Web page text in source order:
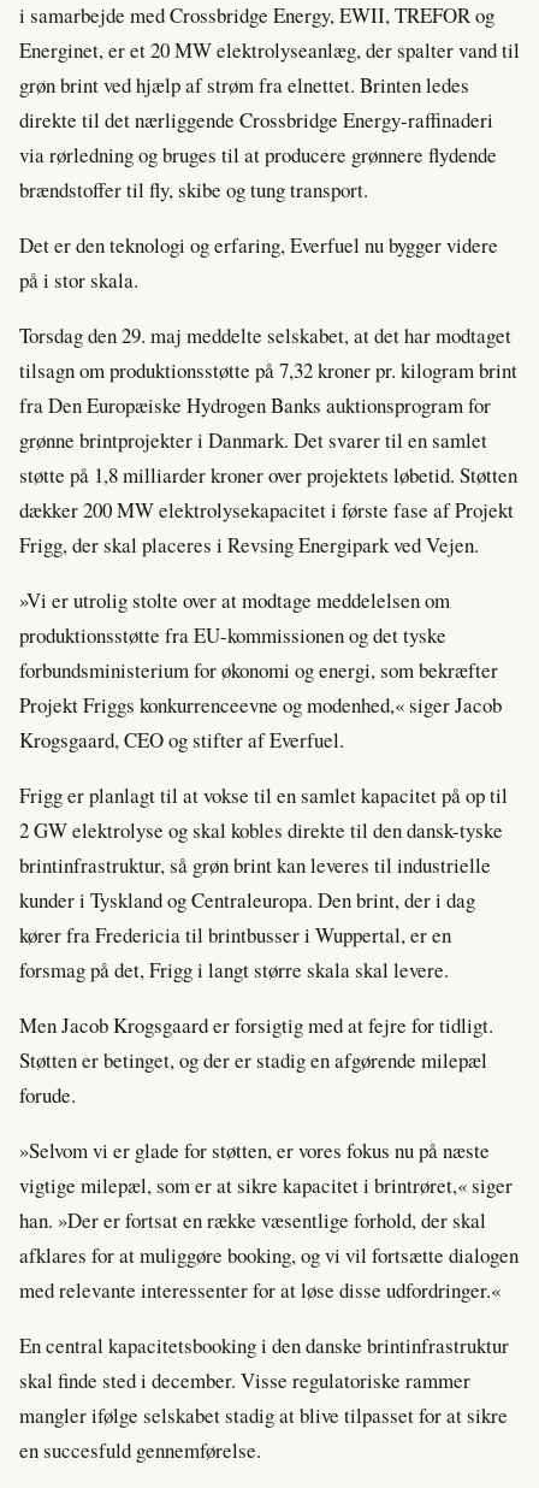
i samarbejde med Crossbridge Energy, EWII, TREFOR og
Energinet, er et 20 MW elektrolyseanlæg, der spalter vand til
grøn brint ved hjælp af strøm fra elnettet. Brinten ledes
direkte til det nærliggende Crossbridge Energy-raffinaderi
via rørledning og bruges til at producere grønnere flydende
brændstoffer til fly, skibe og tung transport.
Det er den teknologi og erfaring, Everfuel nu bygger videre
på i stor skala.
Torsdag den 29. maj meddelte selskabet, at det har modtaget
tilsagn om produktionsstøtte på 7,32 kroner pr. kilogram brint
fra Den Europæiske Hydrogen Banks auktionsprogram for
grønne brintprojekter i Danmark. Det svarer til en samlet
støtte på 1,8 milliarder kroner over projektets løbetid. Støtten
dækker 200 MW elektrolysekapacitet i første fase af Projekt
Frigg, der skal placeres i Revsing Energipark ved Vejen.
»Vi er utrolig stolte over at modtage meddelelsen om
produktionsstøtte fra EU-kommissionen og det tyske
forbundsministerium for økonomi og energi, som bekræfter
Projekt Friggs konkurrenceevne og modenhed,« siger Jacob
Krogsgaard, CEO og stifter af Everfuel.
Frigg er planlagt til at vokse til en samlet kapacitet på op til
2 GW elektrolyse og skal kobles direkte til den dansk-tyske
brintinfrastruktur, så grøn brint kan leveres til industrielle
kunder i Tyskland og Centraleuropa. Den brint, der i dag
kører fra Fredericia til brintbusser i Wuppertal, er en
forsmag på det, Frigg i langt større skala skal levere.
Men Jacob Krogsgaard er forsigtig med at fejre for tidligt.
Støtten er betinget, og der er stadig en afgørende milepæl
forude.
»Selvom vi er glade for støtten, er vores fokus nu på næste
vigtige milepæl, som er at sikre kapacitet i brintrøret,« siger
han. »Der er fortsat en række væsentlige forhold, der skal
afklares for at muliggøre booking, og vi vil fortsætte dialogen
med relevante interessenter for at løse disse udfordringer.«
En central kapacitetsbooking i den danske brintinfrastruktur
skal finde sted i december. Visse regulatoriske rammer
mangler ifølge selskabet stadig at blive tilpasset for at sikre
en succesfuld gennemførelse.